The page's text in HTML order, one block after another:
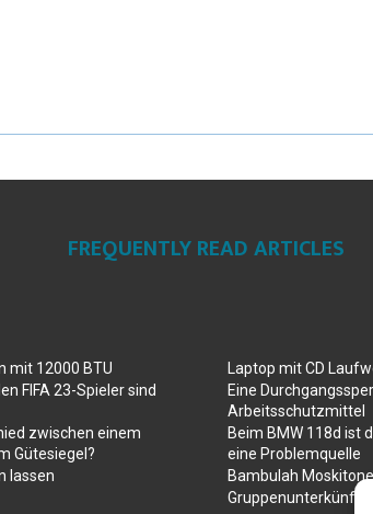
FREQUENTLY READ ARTICLES
mit 12000 BTU
FIFA 23-Spieler sind
zwischen einem
Gütesiegel?
lassen
Laptop mit CD
Eine
Arbeitsschutzmittel
Beim BMW 118d ist
eine Problemquelle
Bambulah
Gruppenunterkünfte